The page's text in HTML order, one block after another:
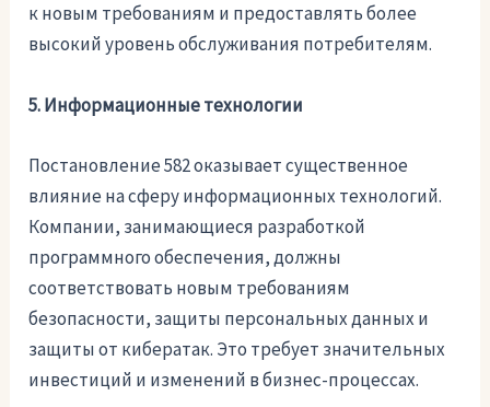
к новым требованиям и предоставлять более
высокий уровень обслуживания потребителям.
5. Информационные технологии
Постановление 582 оказывает существенное
влияние на сферу информационных технологий.
Компании, занимающиеся разработкой
программного обеспечения, должны
соответствовать новым требованиям
безопасности, защиты персональных данных и
защиты от кибератак. Это требует значительных
инвестиций и изменений в бизнес-процессах.